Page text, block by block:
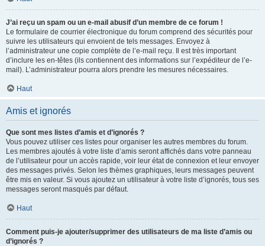
J’ai reçu un spam ou un e-mail abusif d’un membre de ce forum !
Le formulaire de courrier électronique du forum comprend des sécurités pour
suivre les utilisateurs qui envoient de tels messages. Envoyez à
l’administrateur une copie complète de l’e-mail reçu. Il est très important
d’inclure les en-têtes (ils contiennent des informations sur l’expéditeur de l’e-
mail). L’administrateur pourra alors prendre les mesures nécessaires.
Haut
Amis et ignorés
Que sont mes listes d’amis et d’ignorés ?
Vous pouvez utiliser ces listes pour organiser les autres membres du forum.
Les membres ajoutés à votre liste d’amis seront affichés dans votre panneau
de l’utilisateur pour un accès rapide, voir leur état de connexion et leur envoyer
des messages privés. Selon les thèmes graphiques, leurs messages peuvent
être mis en valeur. Si vous ajoutez un utilisateur à votre liste d’ignorés, tous ses
messages seront masqués par défaut.
Haut
Comment puis-je ajouter/supprimer des utilisateurs de ma liste d’amis ou
d’ignorés ?